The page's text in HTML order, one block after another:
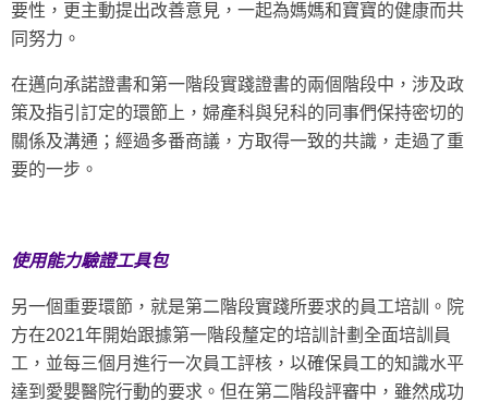
要性，更主動提出改善意見，一起為媽媽和寶寶的健康而共
同努力。
在邁向承諾證書和第一階段實踐證書的兩個階段中，涉及政
策及指引訂定的環節上，婦產科與兒科的同事們保持密切的
關係及溝通；經過多番商議，方取得一致的共識，走過了重
要的一步。
使用能力驗證工具包
另一個重要環節，就是第二階段實踐所要求的員工培訓。院
方在2021年開始跟據第一階段釐定的培訓計劃全面培訓員
工，並每三個月進行一次員工評核，以確保員工的知識水平
達到愛嬰醫院行動的要求。但在第二階段評審中，雖然成功